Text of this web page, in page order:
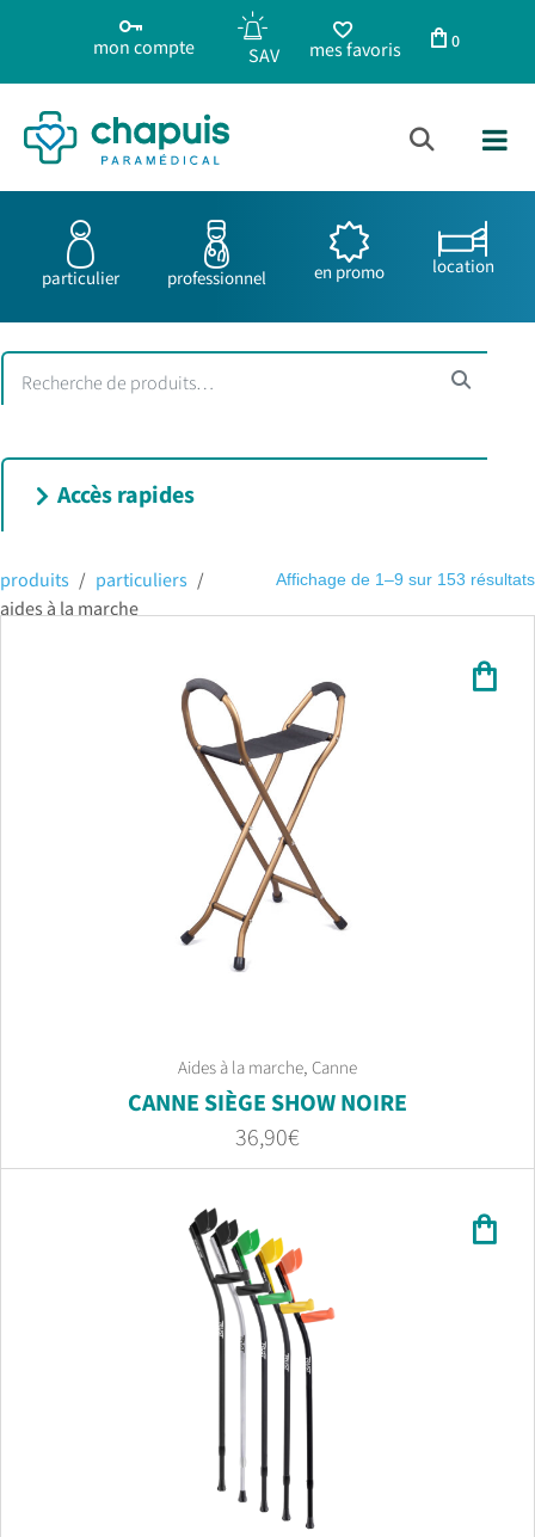
mon compte mes favoris 0
particulier professionnel en promo location
Accès rapides
produits / particuliers /
aides à la marche
Affichage de 1–9 sur 153 résultats
Aides à la marche, Canne
CANNE SIÈGE SHOW NOIRE
36,90€